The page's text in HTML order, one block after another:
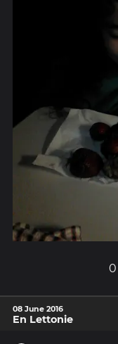
0
08 June 2016
En Lettonie